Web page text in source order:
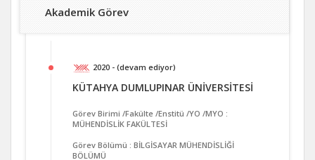
Akademik Görev
2020 - (devam ediyor)
KÜTAHYA DUMLUPINAR ÜNİVERSİTESİ
Görev Birimi /Fakülte /Enstitü /YO /MYO :
MÜHENDİSLİK FAKÜLTESİ
Görev Bölümü : BİLGİSAYAR MÜHENDİSLİĞİ
BÖLÜMÜ